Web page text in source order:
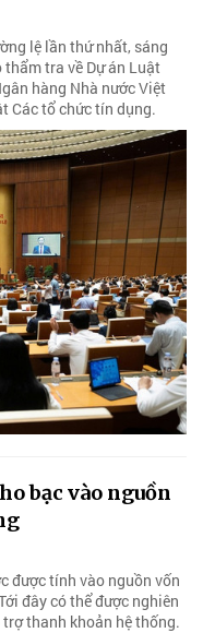
lệ lần thứ nhất, sáng
tra về Dự án Luật
hàng Nhà nước Việt
Các tổ chức tín dụng.
bạc vào nguồn
được tính vào nguồn vốn
đây có thể được nghiên
thanh khoản hệ thống.